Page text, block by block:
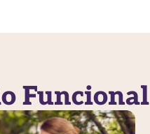
Funcional